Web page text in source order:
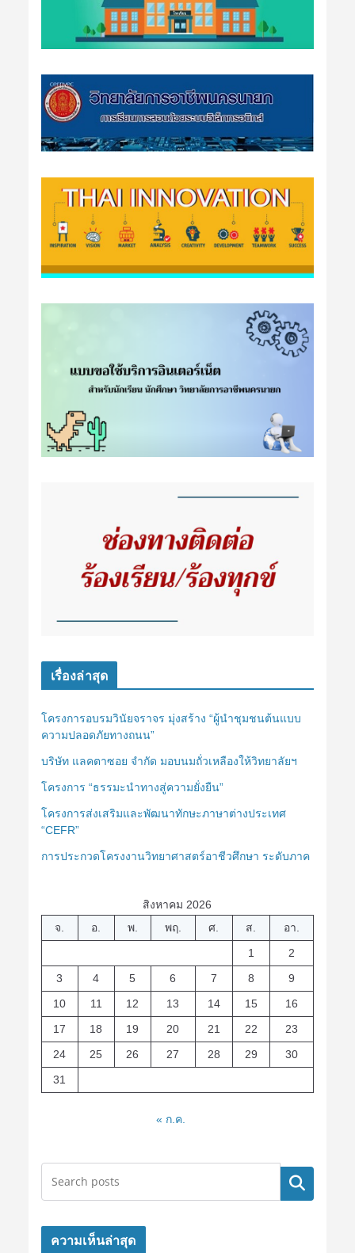
เรื่องล่าสุด
โครงการอบรมวินัยจราจร มุ่งสร้าง “ผู้นำชุมชนต้นแบบ
ความปลอดภัยทางถนน”
บริษัท แลคตาซอย จำกัด มอบนมถั่วเหลืองให้วิทยาลัยฯ
โครงการ “ธรรมะนำทางสู่ความยั่งยืน”
โครงการส่งเสริมและพัฒนาทักษะภาษาต่างประเทศ
“CEFR”
การประกวดโครงงานวิทยาศาสตร์อาชีวศึกษา ระดับภาค
สิงหาคม 2026
จ.
อ. พ. พฤ. ศ. ส.
อา.
1
2
3
4 5 6 7 8
9
10
11 12 13 14 15
16
17
18 19 20 21 22
23
24
25 26 27 28 29
30
31
« ก.ค.
ค้นหา
ความเห็นล่าสุด